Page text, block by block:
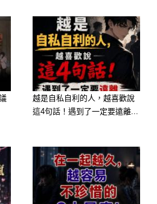
越是自私自利的人，越喜歡說
這4句話！遇到了一定要遠離...